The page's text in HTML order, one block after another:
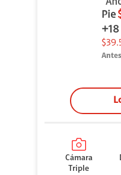
Pie
+18
Cámara
Triple